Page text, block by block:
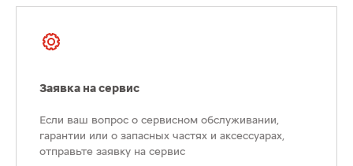
Заявка на сервис
Если ваш вопрос о сервисном обслуживании,
гарантии или о запасных частях и аксессуарах,
отправьте заявку на сервис